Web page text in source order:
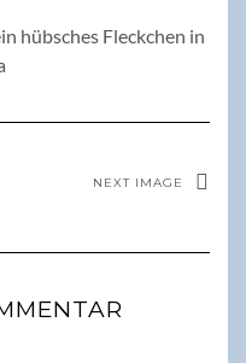
hübsches Fleckchen in
NEXT IMAGE